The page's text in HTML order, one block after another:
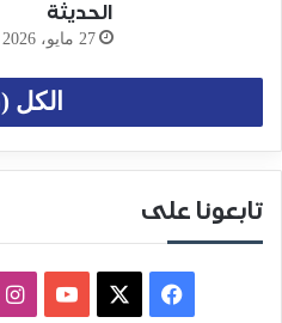
الحديثة
27 مايو، 2026
الكل (96)
تابعونا على